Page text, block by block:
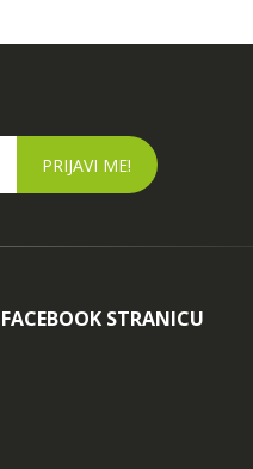
STRANICU